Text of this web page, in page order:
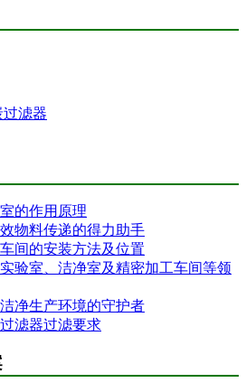
滤器
的作用原理
物料传递的得力助手
间的安装方法及位置
验室、洁净室及精密加工车间等领
净生产环境的守护者
滤器过滤要求